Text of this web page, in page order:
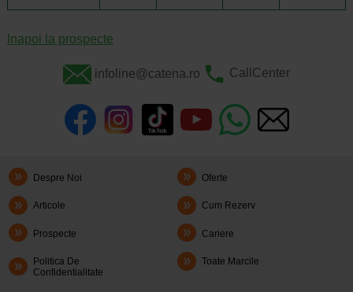
Inapoi la prospecte
infoline@catena.ro CallCenter
Despre Noi Oferte
Articole Cum Rezerv
Prospecte Cariere
Politica De
Confidentialitate
Toate Marcile